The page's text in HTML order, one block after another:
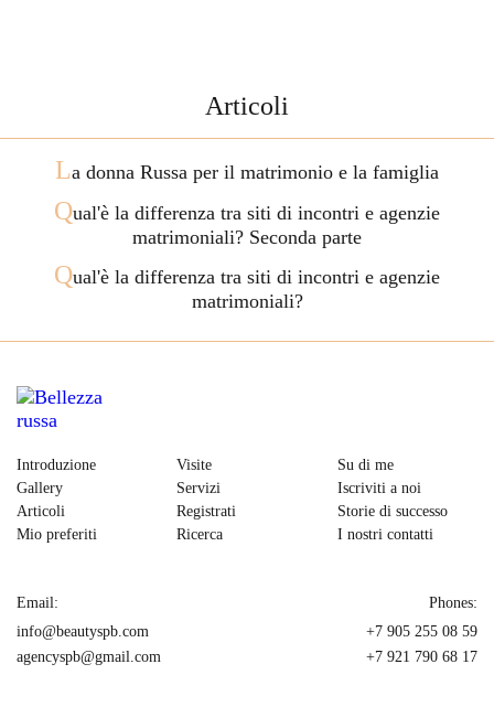
Articoli
La donna Russa per il matrimonio e la famiglia
Qual'è la differenza tra siti di incontri e agenzie
matrimoniali? Seconda parte
Qual'è la differenza tra siti di incontri e agenzie
matrimoniali?
Introduzione
Gallery
Articoli
Mio preferiti
Visite
Servizi
Registrati
Ricerca
Su di me
Iscriviti a noi
Storie di successo
I nostri contatti
Email:
info@beautyspb.com
agencyspb@gmail.com
Phones:
+7 905 255 08 59
+7 921 790 68 17